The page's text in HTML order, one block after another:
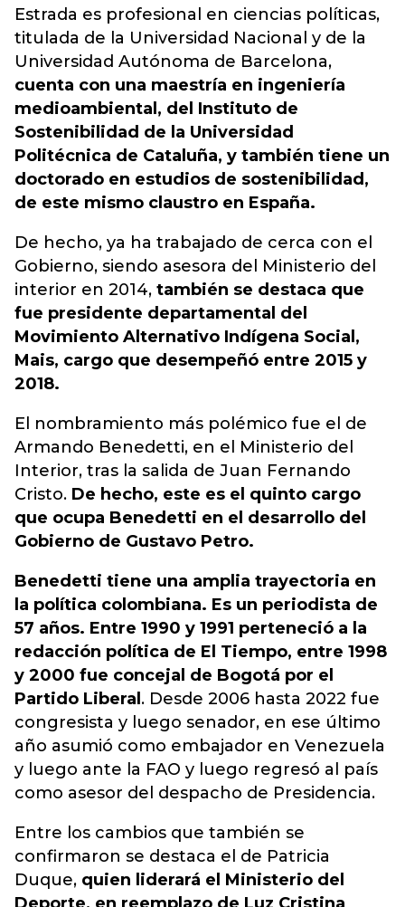
Estrada es profesional en ciencias políticas,
titulada de la Universidad Nacional y de la
Universidad Autónoma de Barcelona,
cuenta con una maestría en ingeniería
medioambiental, del Instituto de
Sostenibilidad de la Universidad
Politécnica de Cataluña, y también tiene un
doctorado en estudios de sostenibilidad,
de este mismo claustro en España.
De hecho, ya ha trabajado de cerca con el
Gobierno, siendo asesora del Ministerio del
interior en 2014, también se destaca que
fue presidente departamental del
Movimiento Alternativo Indígena Social,
Mais, cargo que desempeñó entre 2015 y
2018.
El nombramiento más polémico fue el de
Armando Benedetti, en el Ministerio del
Interior, tras la salida de Juan Fernando
Cristo. De hecho, este es el quinto cargo
que ocupa Benedetti en el desarrollo del
Gobierno de Gustavo Petro.
Benedetti tiene una amplia trayectoria en
la política colombiana. Es un periodista de
57 años. Entre 1990 y 1991 perteneció a la
redacción política de El Tiempo, entre 1998
y 2000 fue concejal de Bogotá por el
Partido Liberal . Desde 2006 hasta 2022 fue
congresista y luego senador, en ese último
año asumió como embajador en Venezuela
y luego ante la FAO y luego regresó al país
como asesor del despacho de Presidencia.
Entre los cambios que también se
confirmaron se destaca el de Patricia
Duque, quien liderará el Ministerio del